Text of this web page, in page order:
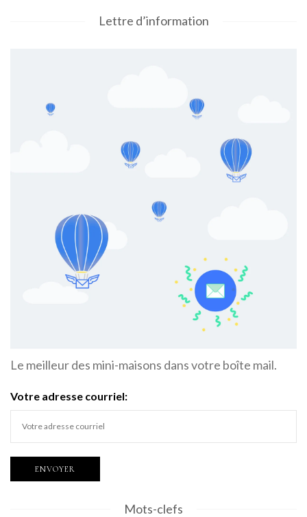
Lettre d’information
Le meilleur des mini-maisons dans votre boîte mail.
Votre adresse courriel:
Mots-clefs